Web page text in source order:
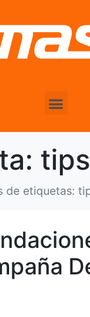
tips
de etiquetas: